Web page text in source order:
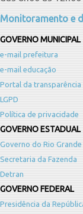
Monitoramento e
GOVERNO MUNICIPAL
e-mail prefeitura
e-mail educação
Portal da transparência
LGPD
Política de privacidade
GOVERNO ESTADUAL
Governo do Rio
Secretaria da Fazenda
Detran
GOVERNO FEDERAL
Presidência da